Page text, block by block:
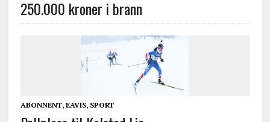
250.000 kroner i brann
ABONNENT, EAVIS, SPORT